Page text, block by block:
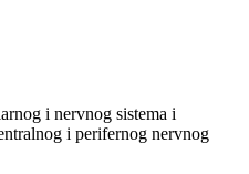
i nervnog sistema i
i perifernog nervnog